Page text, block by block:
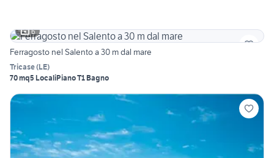
6
Ferragosto nel Salento a 30 m dal mare
Tricase(LE)
70 mq5 LocaliPiano T1 Bagno